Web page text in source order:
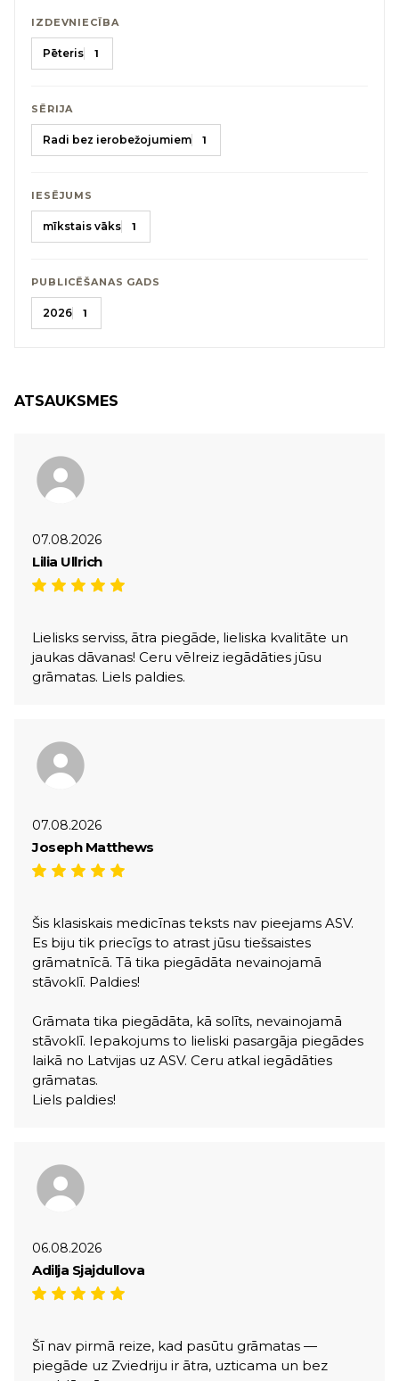
IZDEVNIECĪBA
Pēteris 1
SĒRIJA
Radi bez ierobežojumiem 1
IESĒJUMS
mīkstais vāks 1
PUBLICĒŠANAS GADS
2026 1
ATSAUKSMES
07.08.2026
Lilia Ullrich
Lielisks serviss, ātra piegāde, lieliska kvalitāte un
jaukas dāvanas! Ceru vēlreiz iegādāties jūsu
grāmatas. Liels paldies.
07.08.2026
Joseph Matthews
Šis klasiskais medicīnas teksts nav pieejams ASV.
Es biju tik priecīgs to atrast jūsu tiešsaistes
grāmatnīcā. Tā tika piegādāta nevainojamā
stāvoklī. Paldies!
Grāmata tika piegādāta, kā solīts, nevainojamā
stāvoklī. Iepakojums to lieliski pasargāja piegādes
laikā no Latvijas uz ASV. Ceru atkal iegādāties
grāmatas.
Liels paldies!
06.08.2026
Adilja Sjajdullova
Šī nav pirmā reize, kad pasūtu grāmatas —
piegāde uz Zviedriju ir ātra, uzticama un bez